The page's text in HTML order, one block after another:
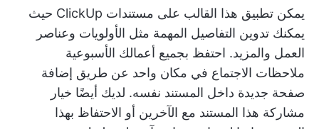
يمكن تطبيق هذا القالب على مستندات ClickUp
حيث
يمكنك تدوين التفاصيل المهمة مثل الأولويات وعناصر
العمل والمزيد. احتفظ بجميع أعمالك الأسبوعية
ملاحظات الاجتماع في مكان واحد عن طريق إضافة
صفحة جديدة داخل المستند نفسه. لديك أيضًا خيار
مشاركة هذا المستند مع الآخرين أو الاحتفاظ بهذا